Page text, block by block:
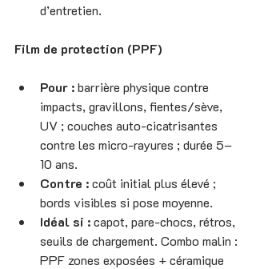
d’entretien.
Film de protection (PPF)
Pour : barrière physique contre
impacts, gravillons, fientes/sève,
UV ; couches auto-cicatrisantes
contre les micro-rayures ; durée 5–
10 ans.
Contre : coût initial plus élevé ;
bords visibles si pose moyenne.
Idéal si : capot, pare-chocs, rétros,
seuils de chargement. Combo malin :
PPF zones exposées + céramique